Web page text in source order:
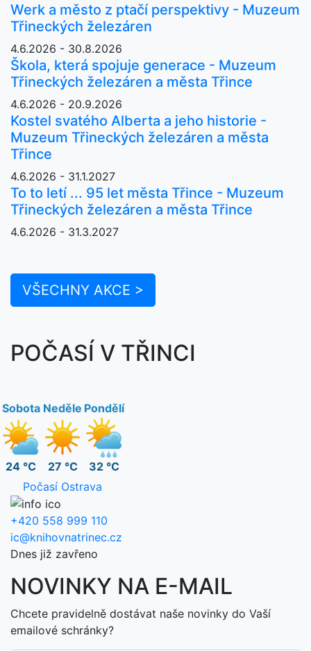
Werk a město z ptačí perspektivy - Muzeum
Třineckých železáren
4.6.2026 - 30.8.2026
Škola, která spojuje generace - Muzeum
Třineckých železáren a města Třince
4.6.2026 - 20.9.2026
Kostel svatého Alberta a jeho historie -
Muzeum Třineckých železáren a města
Třince
4.6.2026 - 31.1.2027
To to letí ... 95 let města Třince - Muzeum
Třineckých železáren a města Třince
4.6.2026 - 31.3.2027
VŠECHNY AKCE >
POČASÍ V TŘINCI
Sobota
24 °C
Neděle
27 °C
Pondělí
32 °C
Počasí Ostrava
+420 558 999 110
ic@knihovnatrinec.cz
Dnes již zavřeno
NOVINKY NA E-MAIL
Chcete pravidelně dostávat naše novinky do Vaší
emailové schránky?